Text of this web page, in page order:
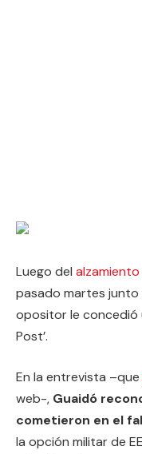
Luego del alzamiento
pasado martes junto
opositor le concedió
Post’.
En la entrevista –que
web-, Guaidó
cometieron en el
la opción militar de